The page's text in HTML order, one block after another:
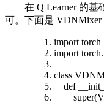
在 Q Learner 的基
可。下面是 VDNMixer
import torch
import
class
def
super